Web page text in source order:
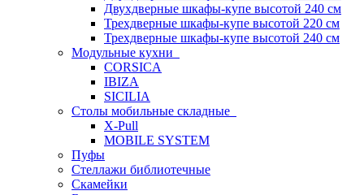
Двухдверные шкафы-купе высотой 240 см
Трехдверные шкафы-купе высотой 220 см
Трехдверные шкафы-купе высотой 240 см
Модульные кухни
CORSICA
IBIZA
SICILIA
Столы мобильные складные
X-Pull
MOBILE SYSTEM
Пуфы
Стеллажи библиотечные
Скамейки